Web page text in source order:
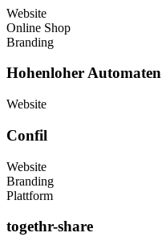
Website
Online Shop
Branding
Hohenloher Automaten
Website
Confil
Website
Branding
Plattform
togethr-share